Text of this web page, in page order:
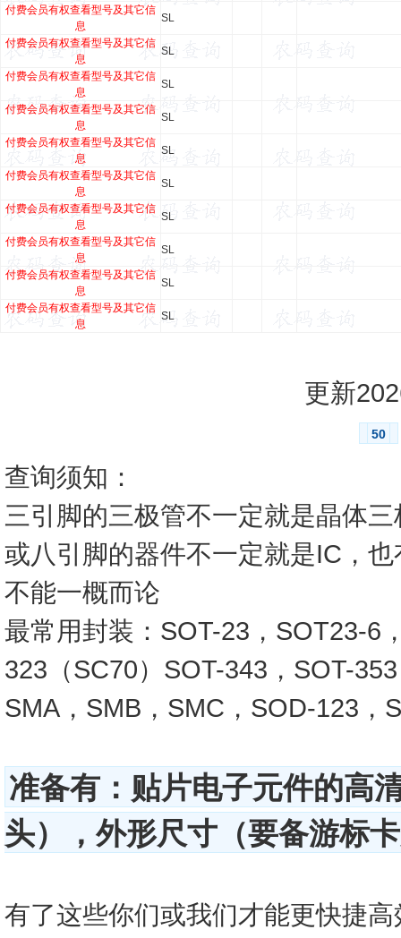
付费会员有权查看型号及其它信
息
SL
付费会员有权查看型号及其它信
息
SL
付费会员有权查看型号及其它信
息
SL
付费会员有权查看型号及其它信
息
SL
付费会员有权查看型号及其它信
息
SL
付费会员有权查看型号及其它信
息
SL
付费会员有权查看型号及其它信
息
SL
付费会员有权查看型号及其它信
息
SL
付费会员有权查看型号及其它信
息
SL
付费会员有权查看型号及其它信
息
SL
更新
50
查询须知：
三引脚的三极管不一定就是晶体
或八引脚的器件不一定就是IC，
不能一概而论
最常用封装：SOT-23，SOT23-6
323（SC70）SOT-343，SOT-
SMA，SMB，SMC，SOD-123，
准备有：贴片电子元件的高
头），外形尺寸（要备游标
有了这些你们或我们才能更快捷